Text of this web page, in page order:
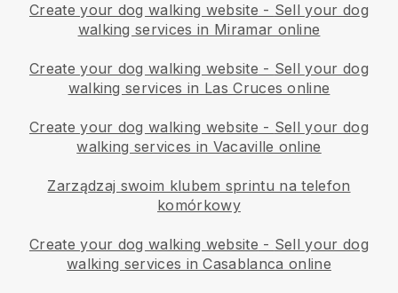
Create your dog walking website - Sell your dog
walking services in Miramar online
Create your dog walking website - Sell your dog
walking services in Las Cruces online
Create your dog walking website - Sell your dog
walking services in Vacaville online
Zarządzaj swoim klubem sprintu na telefon
komórkowy
Create your dog walking website - Sell your dog
walking services in Casablanca online